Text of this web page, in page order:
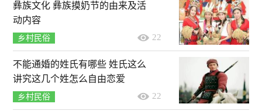
彝族文化 彝族摸奶节的由来及活
动内容
乡村民俗 22
不能通婚的姓氏有哪些 姓氏这么
讲究这几个姓怎么自由恋爱
乡村民俗 22